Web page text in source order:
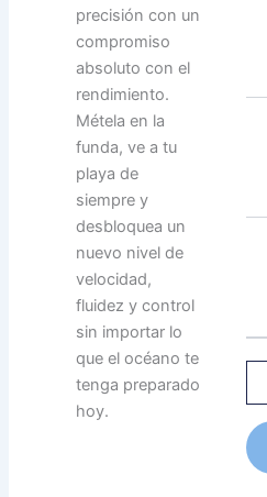
precisión con un
compromiso
absoluto con el
rendimiento.
Métela en la
funda, ve a tu
playa de
siempre y
desbloquea un
nuevo nivel de
velocidad,
fluidez y control
sin importar lo
que el océano te
tenga preparado
hoy.